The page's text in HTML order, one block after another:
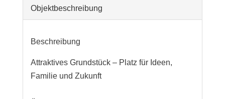
Objekt­beschreibung
Beschreibung
Attraktives Grundstück – Platz für Ideen,
Familie und Zukunft